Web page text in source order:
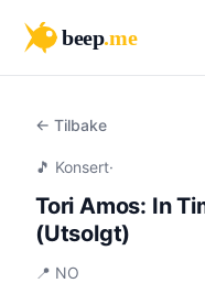
beep.me
← Tilbake
🎵 Konsert·
Tori Amos: In
(Utsolgt)
📍 NO